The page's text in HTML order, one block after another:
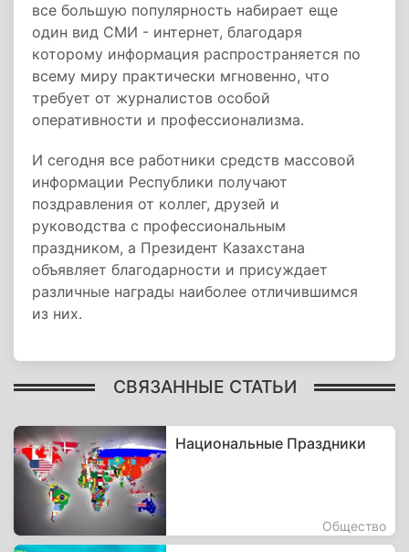
все большую популярность набирает еще
один вид СМИ - интернет, благодаря
которому информация распространяется по
всему миру практически мгновенно, что
требует от журналистов особой
оперативности и профессионализма.
И сегодня все работники средств массовой
информации Республики получают
поздравления от коллег, друзей и
руководства с профессиональным
праздником, а Президент Казахстана
объявляет благодарности и присуждает
различные награды наиболее отличившимся
из них.
СВЯЗАННЫЕ СТАТЬИ
Национальные Праздники
Общество